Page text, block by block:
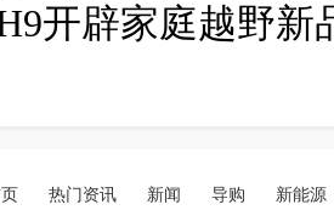
开辟家庭越野新
热门资讯 新闻 导购 新能源